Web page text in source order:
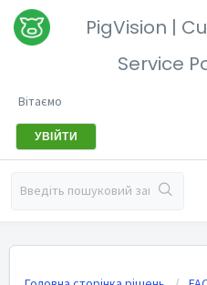
PigVision |
Service
Вітаємо
УВІЙТИ